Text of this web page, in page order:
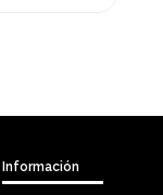
Información